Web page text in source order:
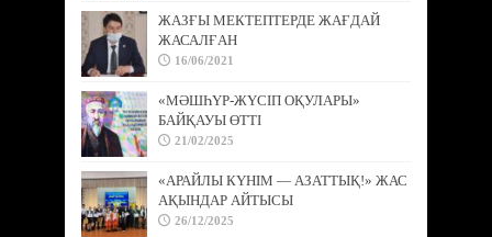
ЖАЗҒЫ МЕКТЕПТЕРДЕ ЖАҒДАЙ
ЖАСАЛҒАН
16/06/2021
«МӘШҺҮР-ЖҮСІП ОҚУЛАРЫ»
БАЙҚАУЫ ӨТТІ
21/02/2025
«АРАЙЛЫ КҮНІМ — АЗАТТЫҚ!» ЖАС
АҚЫНДАР АЙТЫСЫ
26/12/2025